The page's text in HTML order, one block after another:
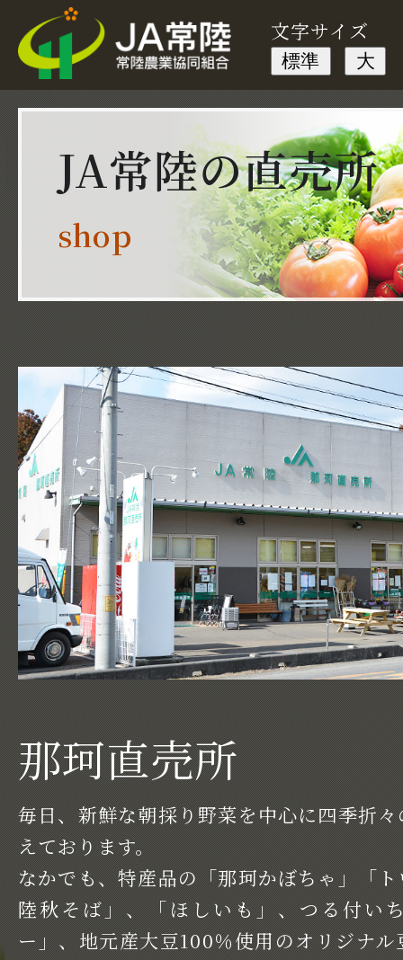
JA常陸の直売所
shop
那珂直売所
毎日、新鮮な朝採り野菜を中心に四季折
えております。
なかでも、特産品の「那珂かぼちゃ」「
陸秋そば」、「ほしいも」、つる付い
ー」、地元産大豆100％使用のオリジナ
文字サイズ
標準 大
1